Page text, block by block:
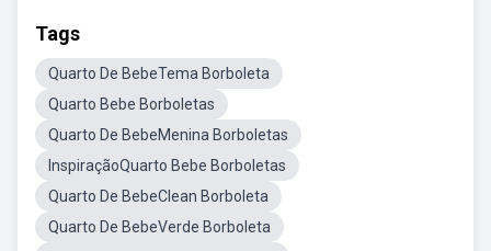
Tags
Quarto De BebeTema Borboleta
Quarto Bebe Borboletas
Quarto De BebeMenina Borboletas
InspiraçãoQuarto Bebe Borboletas
Quarto De BebeClean Borboleta
Quarto De BebeVerde Borboleta